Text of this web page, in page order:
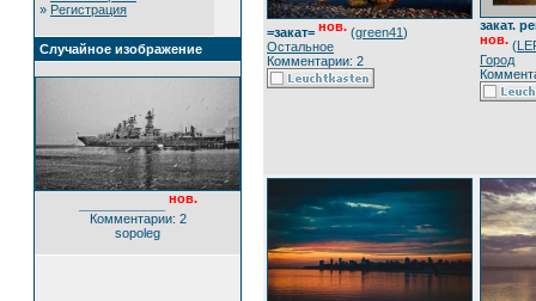
» Регистрация
Случайное изображение
нов.
Комментарии: 2
sopoleg
=закат= нов. (green41)
Остальное
Комментарии: 2
закат.
нов. (
Город